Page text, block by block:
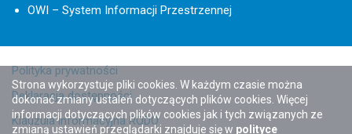
OWI – System Informacji Przestrzennej
Polityka prywatności
Deklaracja dostępności
Klauzula informacyjna RODO
Strona wykorzystuje pliki cookies. W każdym czasie można
dokonać zmiany ustaleń dotyczących plików cookies. Więcej
informacji dotyczących plików cookies jak i tych związanych ze
zmianą ustawień przeglądarki znajduje się w polityce